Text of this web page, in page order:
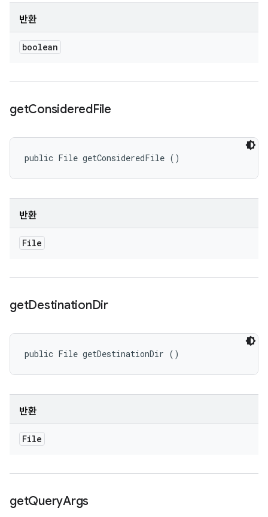
반환
boolean
getConsideredFile
public File getConsideredFile ()
반환
File
getDestinationDir
public File getDestinationDir ()
반환
File
getQueryArgs